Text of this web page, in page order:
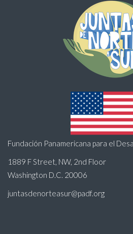
Fundación Panamericana para el
1889 F Street, NW, 2nd Floor
Washington D.C. 20006
juntasdenorteasur@padf.org